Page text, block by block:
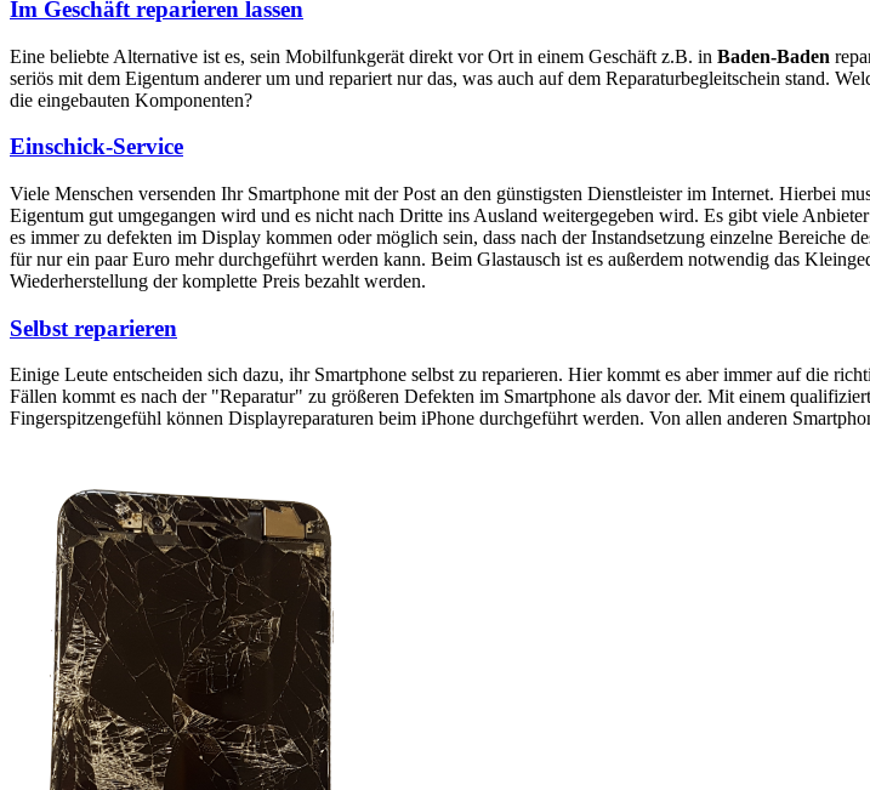
Im Geschäft reparieren lassen
Eine beliebte Alternative ist es, sein Mobilfunkgerät direkt vor Ort in einem Geschäft z.B. in Baden-Baden
seriös mit dem Eigentum anderer um und repariert nur das, was auch auf dem Reparaturbegleitschein stand.
die eingebauten Komponenten?
Einschick-Service
Viele Menschen versenden Ihr Smartphone mit der Post an den günstigsten Dienstleister im Internet. Hierbei
Eigentum gut umgegangen wird und es nicht nach Dritte ins Ausland weitergegeben wird. Es gibt viele
es immer zu defekten im Display kommen oder möglich sein, dass nach der Instandsetzung einzelne
für nur ein paar Euro mehr durchgeführt werden kann. Beim Glastausch ist es außerdem notwendig das
Wiederherstellung der komplette Preis bezahlt werden.
Selbst reparieren
Einige Leute entscheiden sich dazu, ihr Smartphone selbst zu reparieren. Hier kommt es aber immer auf die
Fällen kommt es nach der "Reparatur" zu größeren Defekten im Smartphone als davor der. Mit einem
Fingerspitzengefühl können Displayreparaturen beim iPhone durchgeführt werden. Von allen anderen